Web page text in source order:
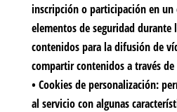
inscripción o participación en
elementos de seguridad durante
contenidos para la difusión de
compartir contenidos a través de
• Cookies de personalización:
al servicio con algunas